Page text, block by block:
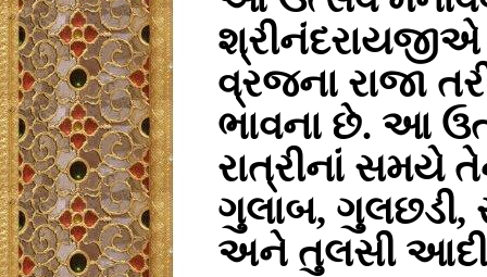
શ્રીનંદરાયજીએ
વ્રજના રાજા
ભાવના છે. આ
રાત્રીનાં સમયે
ગુલાબ, ગુલછડી,
અને તુલસી આદી